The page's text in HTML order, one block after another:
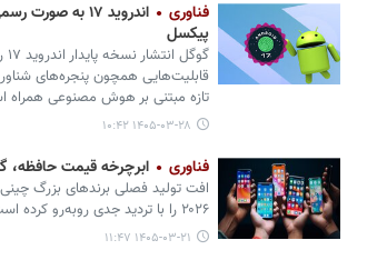
فناوری
اندروید ۱۷
پیکسل
قابلیت‌هایی همچون پنجره‌های
تازه مبتنی بر هوش مصنوعی همراه
۱۴۰۵-۰۳-۲۸ ۱۰:۴۲
فناوری ابرچرخه قیمت حافظه،
افت تولید فصلی برندهای بزرگ
۲۰۲۶ را با تردید جدی روبه‌رو کرده است.
۱۴۰۵-۰۳-۲۱ ۱۱:۴۷